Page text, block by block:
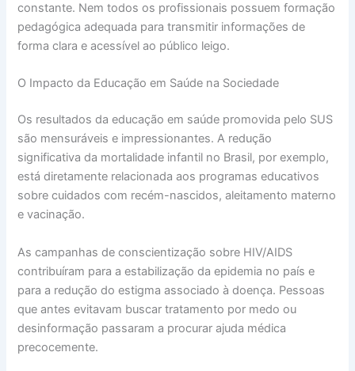
constante. Nem todos os profissionais possuem formação
pedagógica adequada para transmitir informações de
forma clara e acessível ao público leigo.
O Impacto da Educação em Saúde na Sociedade
Os resultados da educação em saúde promovida pelo SUS
são mensuráveis e impressionantes. A redução
significativa da mortalidade infantil no Brasil, por exemplo,
está diretamente relacionada aos programas educativos
sobre cuidados com recém-nascidos, aleitamento materno
e vacinação.
As campanhas de conscientização sobre HIV/AIDS
contribuíram para a estabilização da epidemia no país e
para a redução do estigma associado à doença. Pessoas
que antes evitavam buscar tratamento por medo ou
desinformação passaram a procurar ajuda médica
precocemente.